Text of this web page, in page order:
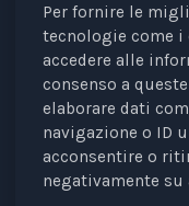
Per fornire le
tecnologie come i
accedere alle
consenso a
elaborare dati
navigazione o ID
acconsentire o
negativamente
Animal Law Italia
listed in the
recognised as an
European
The journalDiritti
Giuridiciis a